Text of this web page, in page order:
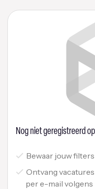
Nog niet geregistreerd
Bewaar jouw filters
Ontvang vacatures
per e-mail volgens